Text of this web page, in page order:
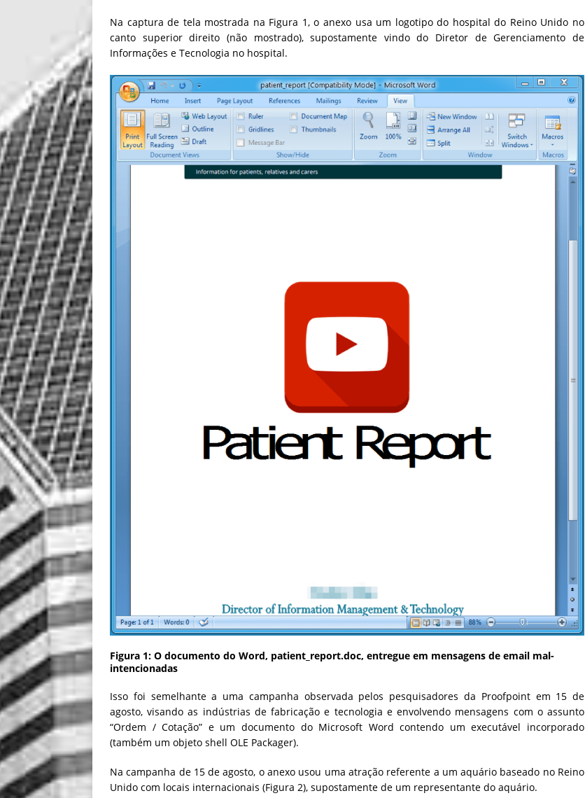
Na captura de tela mostrada na Figura 1, o anexo usa um logotipo do hospital do Reino Unido no
canto superior direito (não mostrado), supostamente vindo do Diretor de Gerenciamento de
Informações e Tecnologia no hospital.
Figura 1: O documento do Word, patient_report.doc, entregue em mensagens de email mal-
intencionadas
Isso foi semelhante a uma campanha observada pelos pesquisadores da Proofpoint em 15 de
agosto, visando as indústrias de fabricação e tecnologia e envolvendo mensagens com o assunto
“Ordem / Cotação” e um documento do Microsoft Word contendo um executável incorporado
(também um objeto shell OLE Packager).
Na campanha de 15 de agosto, o anexo usou uma atração referente a um aquário baseado no Reino
Unido com locais internacionais (Figura 2), supostamente de um representante do aquário.